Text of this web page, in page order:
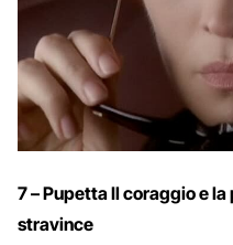
7 – Pupetta Il coraggio e
stravince